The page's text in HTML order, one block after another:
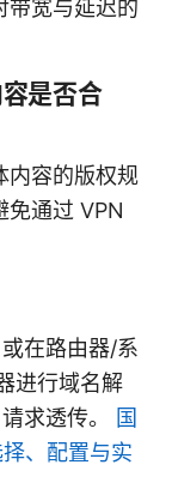
带宽与延迟的
是否合
内容的版权规
免通过 VPN
在路由器/系
进行域名解
求透传。
国
、配置与实